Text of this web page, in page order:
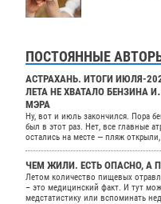
ПОСТОЯННЫЕ
АСТРАХАНЬ. ИТОГИ ИЮЛЯ-
ЛЕТА НЕ ХВАТАЛО БЕНЗИНА
МЭРА
Ну, вот и июль закончился. Пора
был в этот раз. Нет, все главные
остались на месте — пляж
ЧЕМ ЖИЛИ. ЕСТЬ ОПАСНО, А
Летом количество пищевых
– это медицинский факт. И тут
медстатистику или вспоминать